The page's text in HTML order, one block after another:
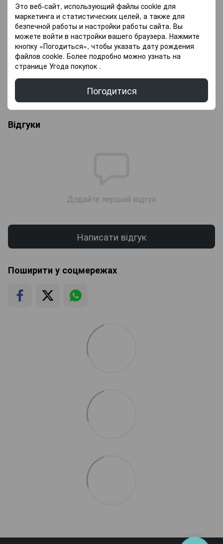
Это веб-сайт, использующий файлы cookie для
маркетинга и статистических целей, а также для
безпечной работы и настройки работы сайта. Вы
можете войти в настройки вашего браузера. Нажмите
кнопку «Погодиться», чтобы указать дату рождения
файлов cookie. Более подробно можно узнать на
странице Угода покупок .
Погодитися
«Новая почта» по Украине —По тарифам
новая почта.
Курьером по Киеву —800грн.
Более подробная информация о доставке
Відгуки
Додайте перший відгук
Написати відгук
Поширити у соцмережах